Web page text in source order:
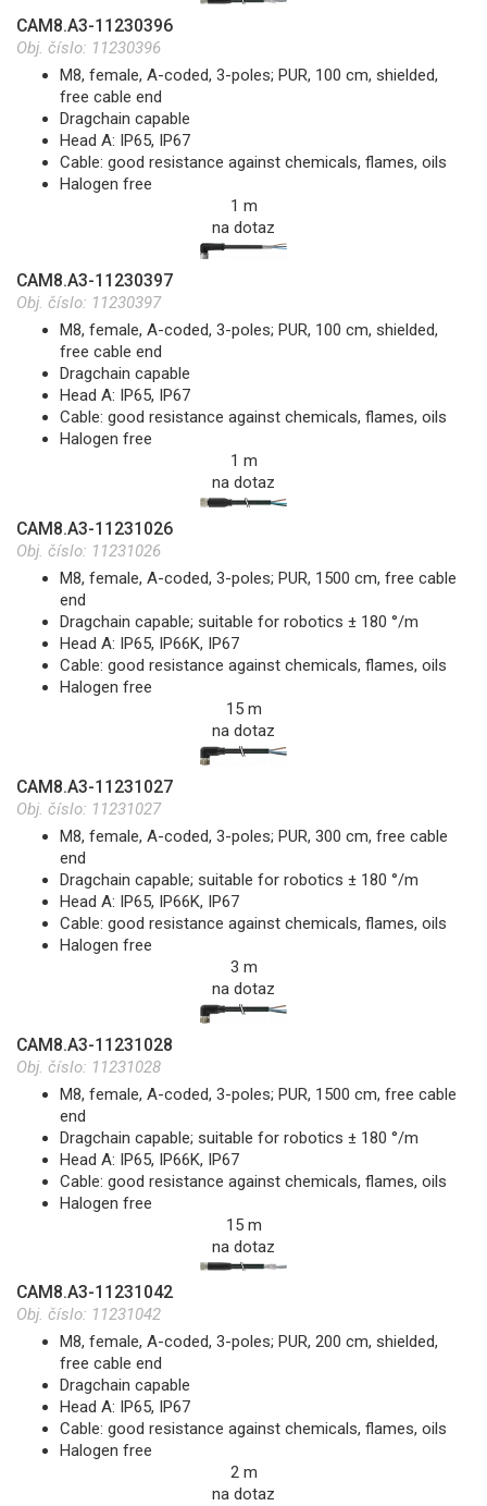
CAM8.A3-11230396
Obj. číslo: 11230396
M8, female, A-coded, 3-poles; PUR, 100 cm, shielded,
free cable end
Dragchain capable
Head A: IP65, IP67
Cable: good resistance against chemicals, flames, oils
Halogen free
1 m
na dotaz
CAM8.A3-11230397
Obj. číslo: 11230397
M8, female, A-coded, 3-poles; PUR, 100 cm, shielded,
free cable end
Dragchain capable
Head A: IP65, IP67
Cable: good resistance against chemicals, flames, oils
Halogen free
1 m
na dotaz
CAM8.A3-11231026
Obj. číslo: 11231026
M8, female, A-coded, 3-poles; PUR, 1500 cm, free cable
end
Dragchain capable; suitable for robotics ± 180 °/m
Head A: IP65, IP66K, IP67
Cable: good resistance against chemicals, flames, oils
Halogen free
15 m
na dotaz
CAM8.A3-11231027
Obj. číslo: 11231027
M8, female, A-coded, 3-poles; PUR, 300 cm, free cable
end
Dragchain capable; suitable for robotics ± 180 °/m
Head A: IP65, IP66K, IP67
Cable: good resistance against chemicals, flames, oils
Halogen free
3 m
na dotaz
CAM8.A3-11231028
Obj. číslo: 11231028
M8, female, A-coded, 3-poles; PUR, 1500 cm, free cable
end
Dragchain capable; suitable for robotics ± 180 °/m
Head A: IP65, IP66K, IP67
Cable: good resistance against chemicals, flames, oils
Halogen free
15 m
na dotaz
CAM8.A3-11231042
Obj. číslo: 11231042
M8, female, A-coded, 3-poles; PUR, 200 cm, shielded,
free cable end
Dragchain capable
Head A: IP65, IP67
Cable: good resistance against chemicals, flames, oils
Halogen free
2 m
na dotaz